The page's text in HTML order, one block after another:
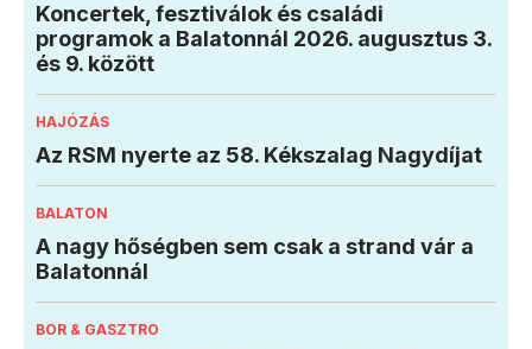
Koncertek, fesztiválok és családi
programok a Balatonnál 2026. augusztus 3.
és 9. között
HAJÓZÁS
Az RSM nyerte az 58. Kékszalag Nagydíjat
BALATON
A nagy hőségben sem csak a strand vár a
Balatonnál
BOR & GASZTRO